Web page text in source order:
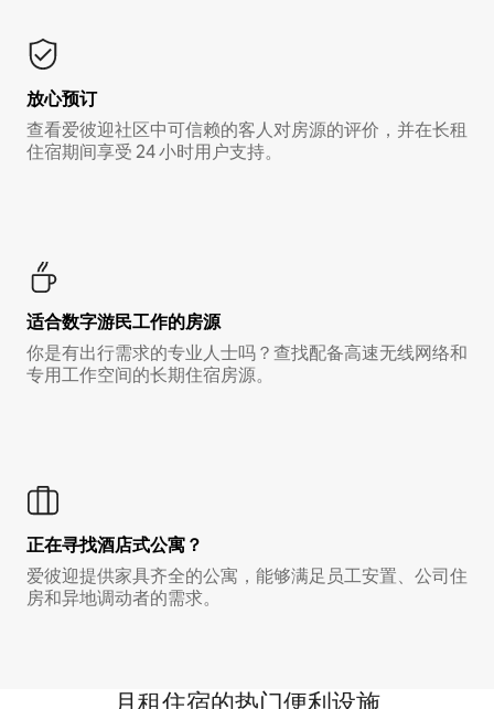
放心预订
查看爱彼迎社区中可信赖的客人对房源的评价，并在长租
住宿期间享受 24 小时用户支持。
适合数字游民工作的房源
你是有出行需求的专业人士吗？查找配备高速无线网络和
专用工作空间的长期住宿房源。
正在寻找酒店式公寓？
爱彼迎提供家具齐全的公寓，能够满足员工安置、公司住
房和异地调动者的需求。